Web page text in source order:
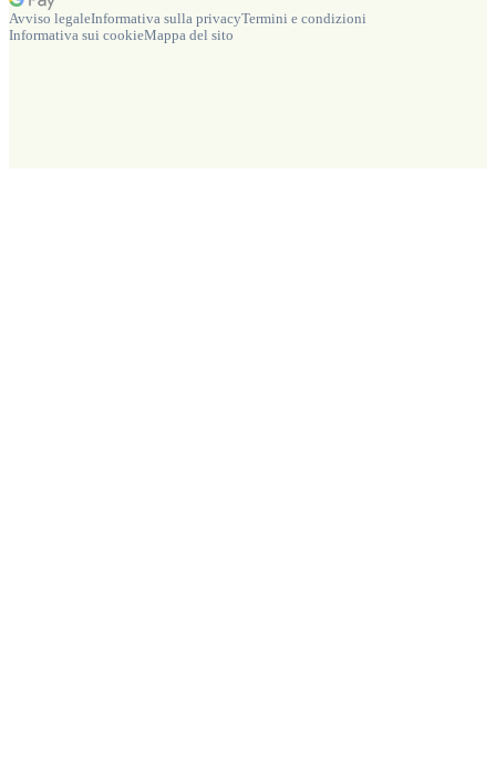
Avviso legaleInformativa sulla privacyTermini e condizioni
Informativa sui cookieMappa del sito